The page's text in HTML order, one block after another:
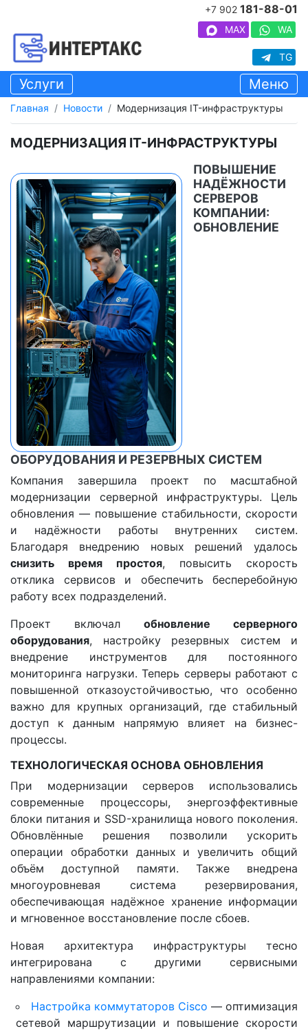
+7 902 181-88-01
MAX WA
TG
Услуги Меню
Главная Новости Модернизация IT-инфраструктуры
МОДЕРНИЗАЦИЯ IT-ИНФРАСТРУКТУРЫ
ПОВЫШЕНИЕ
НАДЁЖНОСТИ
СЕРВЕРОВ
КОМПАНИИ:
ОБНОВЛЕНИЕ
ОБОРУДОВАНИЯ И РЕЗЕРВНЫХ СИСТЕМ
Компания завершила проект по масштабной
модернизации серверной инфраструктуры. Цель
обновления — повышение стабильности, скорости
и надёжности работы внутренних систем.
Благодаря внедрению новых решений удалось
снизить время простоя, повысить скорость
отклика сервисов и обеспечить бесперебойную
работу всех подразделений.
Проект включал обновление серверного
оборудования, настройку резервных систем и
внедрение инструментов для постоянного
мониторинга нагрузки. Теперь серверы работают с
повышенной отказоустойчивостью, что особенно
важно для крупных организаций, где стабильный
доступ к данным напрямую влияет на бизнес-
процессы.
ТЕХНОЛОГИЧЕСКАЯ ОСНОВА ОБНОВЛЕНИЯ
При модернизации серверов использовались
современные процессоры, энергоэффективные
блоки питания и SSD-хранилища нового поколения.
Обновлённые решения позволили ускорить
операции обработки данных и увеличить общий
объём доступной памяти. Также внедрена
многоуровневая система резервирования,
обеспечивающая надёжное хранение информации
и мгновенное восстановление после сбоев.
Новая архитектура инфраструктуры тесно
интегрирована с другими сервисными
направлениями компании:
Настройка коммутаторов Cisco — оптимизация
сетевой маршрутизации и повышение скорости